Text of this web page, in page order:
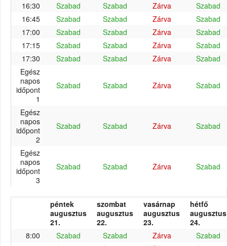
16:30 Szabad Szabad Zárva
Szabad
16:45
Szabad Szabad Zárva
Szabad
17:00
Szabad Szabad Zárva
Szabad
17:15
Szabad Szabad Zárva
Szabad
17:30
Szabad Szabad Zárva
Szabad
Egész
napos
időpont
1
Szabad Szabad Zárva Szabad
Egész
napos
időpont
2
Szabad Szabad Zárva Szabad
Egész
napos
időpont
3
Szabad Szabad Zárva Szabad
péntek
augusztus
21.
szombat
augusztus
22.
vasárnap
augusztus
23.
hétfő
augusztus
24.
8:00
Szabad Szabad Zárva
Szabad